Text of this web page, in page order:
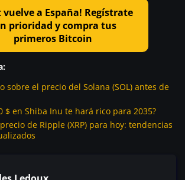
vuelve a España! Regístrate
prioridad y compra tus
primeros Bitcoin
sobre el precio del Solana (SOL) antes de
$ en Shiba Inu te hará rico para 2035?
de Ripple (XRP) para hoy: tendencias